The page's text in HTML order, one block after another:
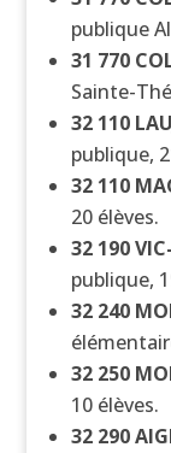
publique
31 770
Sainte-
32 110
publique,
32 110
20 élèves.
32 190
publique,
32 240
32 250
10 élèves.
32 290